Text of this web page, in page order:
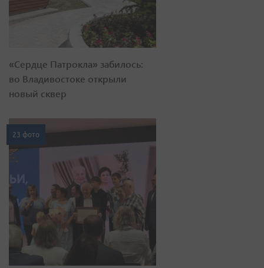
«Сердце Патрокла» забилось:
во Владивостоке открыли
новый сквер
23 фото